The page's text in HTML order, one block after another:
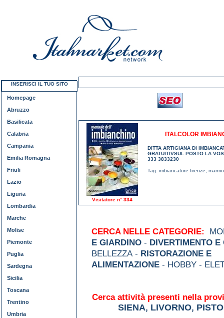
Visitatore n° 334
ITALCOLOR
DITTA ARTIGIANA DI
GRATUITIVSUL POSTO.LA
333 3833230
Tag: imbiancature firenze
CERCA NELLE CATEGORIE:
E GIARDINO - DIVERTIMENTO E
BELLEZZA - RISTORAZIONE E
ALIMENTAZIONE - HOBBY -
Cerca attività presenti nella
SIENA, LIVORNO,
INSERISCI IL TUO SITO
Homepage
Abruzzo
Basilicata
Calabria
Campania
Emilia Romagna
Friuli
Lazio
Liguria
Lombardia
Marche
Molise
Piemonte
Puglia
Sardegna
Sicilia
Toscana
Trentino
Umbria